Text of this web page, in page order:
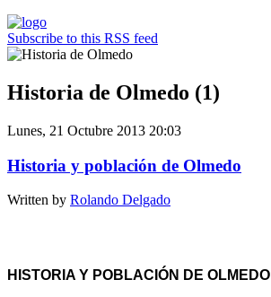
Subscribe to this RSS feed
Historia de Olmedo (1)
Lunes, 21 Octubre 2013 20:03
Historia y población de Olmedo
Written by Rolando Delgado
HISTORIA Y POBLACIÓN DE OLMEDO